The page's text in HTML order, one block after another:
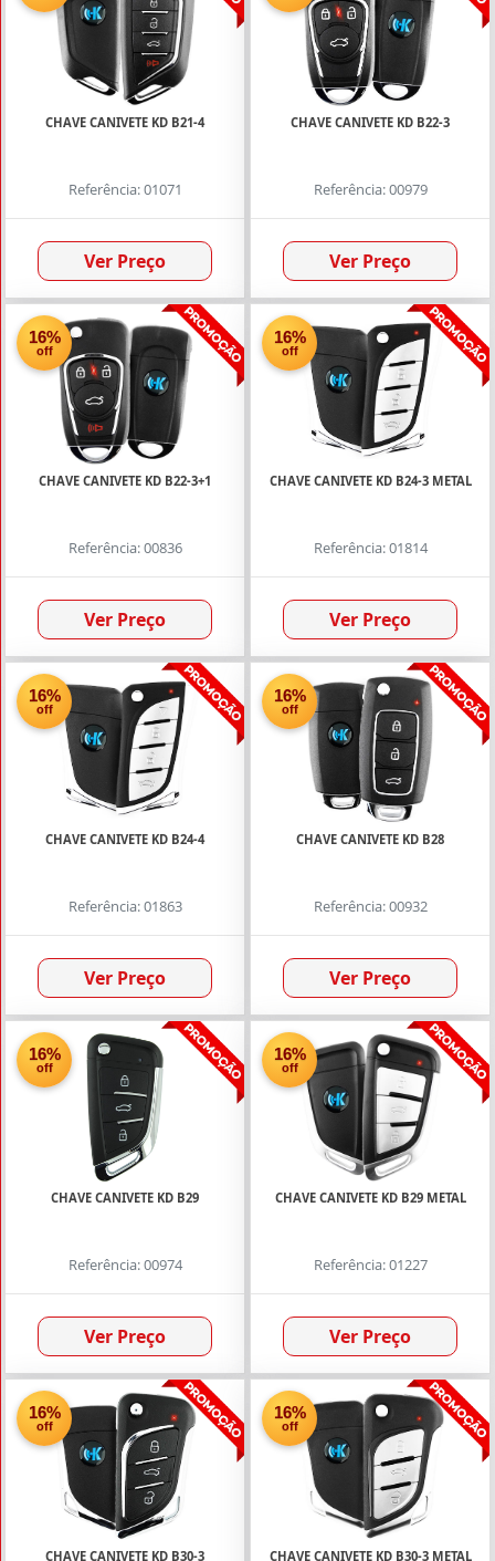
CHAVE CANIVETE KD B21-4
Referência: 01071
Ver Preço
CHAVE CANIVETE KD B22-3
Referência: 00979
Ver Preço
16%
off
CHAVE CANIVETE KD B22-3+1
Referência: 00836
Ver Preço
16%
off
CHAVE CANIVETE KD B24-3 METAL
Referência: 01814
Ver Preço
16%
off
CHAVE CANIVETE KD B24-4
Referência: 01863
Ver Preço
16%
off
CHAVE CANIVETE KD B28
Referência: 00932
Ver Preço
16%
off
CHAVE CANIVETE KD B29
Referência: 00974
Ver Preço
16%
off
CHAVE CANIVETE KD B29 METAL
Referência: 01227
Ver Preço
16%
off
CHAVE CANIVETE KD B30-3
16%
off
CHAVE CANIVETE KD B30-3 METAL